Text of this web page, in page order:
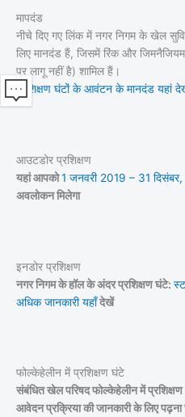
मापदंड
नीचे दिए गए लिंक में नगर निगम के खेल
लिए मानदंड हैं, जिसमें रिंक और
पर लागू नहीं है) शामिल हैं।
प्रशिक्षण घंटों के आवंटन के मानदंड यहां
आउटडोर प्रशिक्षण
यहां आपको1 जनवरी 2019 – 31
अवलोकन मिलेगा
इनडोर प्रशिक्षण
नगर निगम के हॉल के अंदर प्रशिक्षण घंटे:
अधिक जानकारी यहाँदेखें
फोल्केहेलीन में प्रशिक्षण घंटे
संबंधित खेल परिषद फोल्केहेलीन में
आवेदन प्रक्रिया की जानकारी के लिए पढ़ना